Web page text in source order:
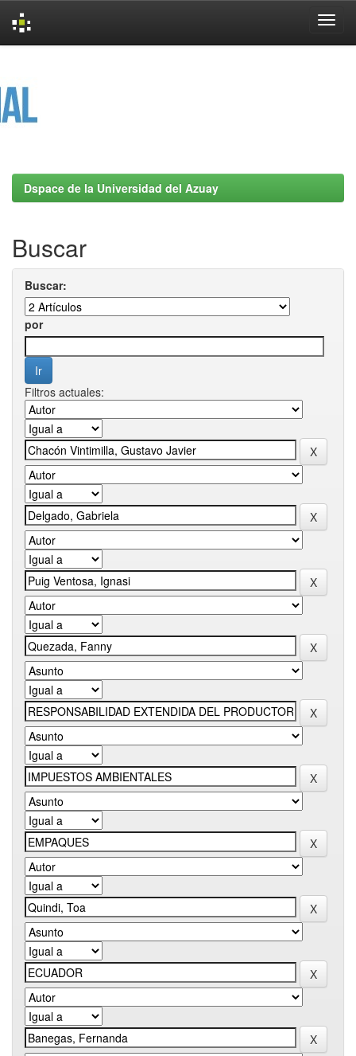
Dspace de la Universidad del Azuay
Buscar
Buscar:
por
Filtros actuales: